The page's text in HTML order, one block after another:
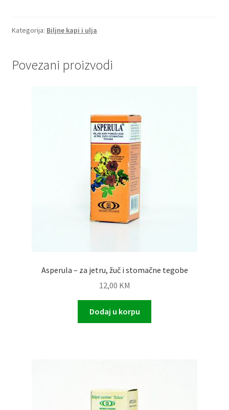
količina
Kategorija: Biljne kapi i ulja
Povezani proizvodi
Asperula – za jetru, žuč i stomačne tegobe
12,00 KM
Dodaj u korpu